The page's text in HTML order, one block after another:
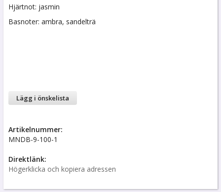
Hjärtnot: jasmin
Basnoter: ambra, sandelträ
Lägg i önskelista
Artikelnummer:
MNDB-9-100-1
Direktlänk:
Högerklicka och kopiera adressen